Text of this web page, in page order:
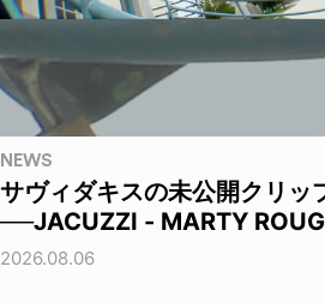
NEWS
サヴィダキスの未公開クリッ
──JACUZZI - MARTY
2026.08.06